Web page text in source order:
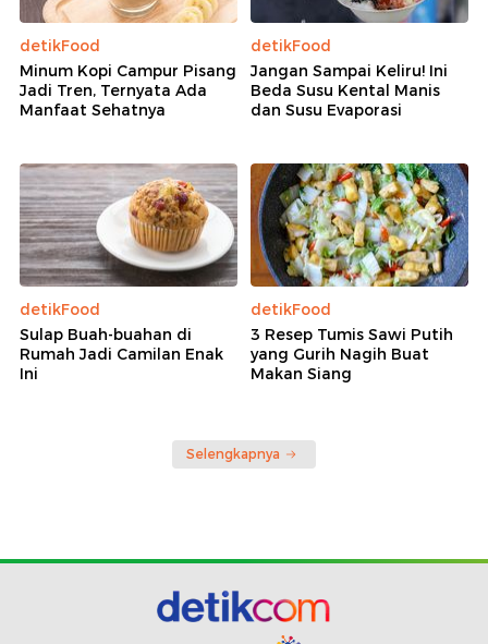
detikFood
Minum Kopi Campur Pisang
Jadi Tren, Ternyata Ada
Manfaat Sehatnya
detikFood
Jangan Sampai Keliru! Ini
Beda Susu Kental Manis
dan Susu Evaporasi
detikFood
Sulap Buah-buahan di
Rumah Jadi Camilan Enak
Ini
detikFood
3 Resep Tumis Sawi Putih
yang Gurih Nagih Buat
Makan Siang
Selengkapnya